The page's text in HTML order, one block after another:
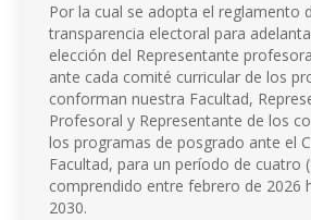
Por la cual se adopta el reglamento
transparencia electoral para
elección del Representante
ante cada comité curricular de los
conforman nuestra Facultad,
Profesoral y Representante de los
los programas de posgrado ante el
Facultad, para un período de cuatro
comprendido entre febrero de 2026
2030.